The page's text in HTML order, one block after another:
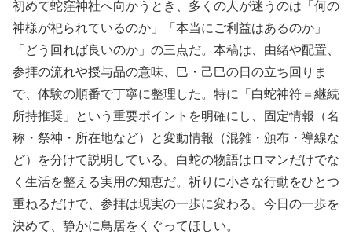
初めて蛇窪神社へ向かうとき、多くの人が迷うのは「何の
神様が祀られているのか」「本当にご利益はあるのか」
「どう回れば良いのか」の三点だ。本稿は、由緒や配置、
参拝の流れや授与品の意味、巳・己巳の日の立ち回りま
で、体験の順番で丁寧に整理した。特に「白蛇神符＝継続
所持推奨」という重要ポイントを明確にし、固定情報（名
称・祭神・所在地など）と変動情報（混雑・頒布・導線な
ど）を分けて説明している。白蛇の物語はロマンだけでな
く生活を整える実用の知恵だ。祈りに小さな行動をひとつ
重ねるだけで、参拝は現実の一歩に変わる。今日の一歩を
決めて、静かに鳥居をくぐってほしい。